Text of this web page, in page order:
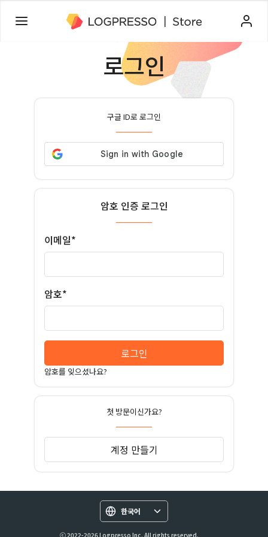
로그인
구글 ID로 로그인
암호 인증 로그인
이메일*
암호*
로그인
암호를 잊으셨나요?
첫 방문이신가요?
계정 만들기
한국어
ⓒ 2022-2026 Logpresso Inc. All rights reserved.